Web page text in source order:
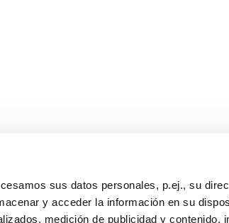
sus datos personales, p.ej., su
y acceder la información en su
medición de publicidad y contenido,